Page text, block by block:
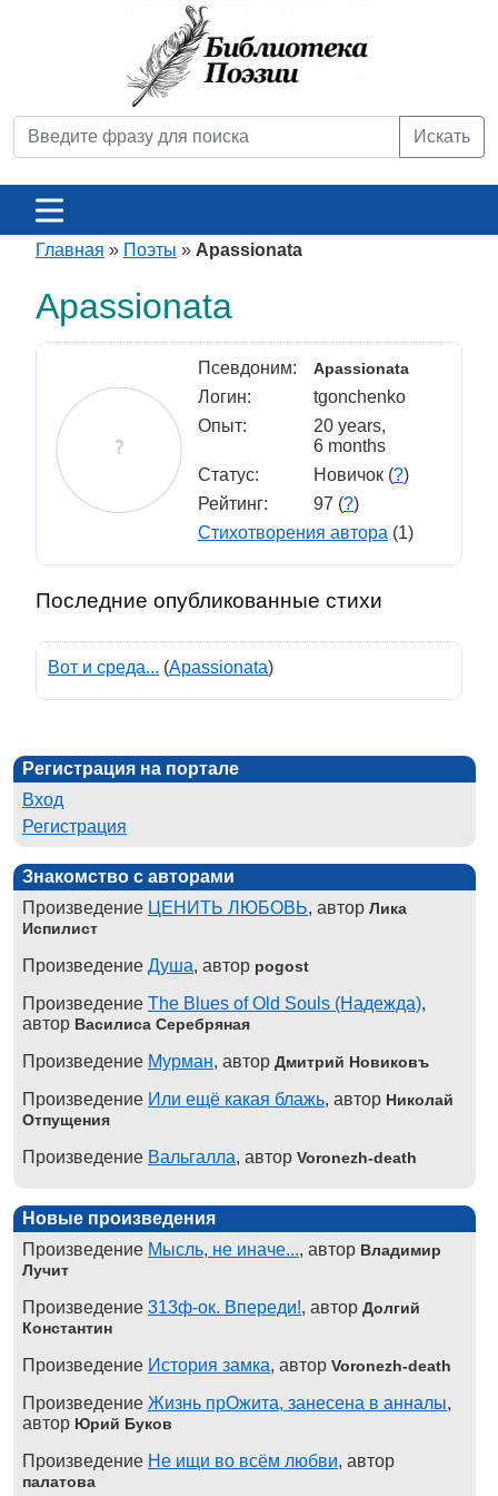
Искать
Главная » Поэты » Apassionata
Apassionata
Псевдоним: Apassionata
Логин:
tgonchenko
Опыт:
20 years,
6 months
Статус:
Новичок (?)
Рейтинг:
97 (?)
Стихотворения автора (1)
Последние опубликованные стихи
Вот и среда... (Apassionata)
Регистрация на портале
Вход
Регистрация
Знакомство с авторами
Произведение ЦЕНИТЬ ЛЮБОВЬ, автор Лика
Испилист
Произведение Душа, автор pogost
Произведение The Blues of Old Souls (Надежда),
автор Василиса Серебряная
Произведение Мурман, автор Дмитрий Новиковъ
Произведение Или ещё какая блажь, автор Николай
Отпущения
Произведение Вальгалла, автор Voronezh-death
Новые произведения
Произведение Мысль, не иначе..., автор Владимир
Лучит
Произведение 313ф-ок. Впереди!, автор Долгий
Константин
Произведение История замка, автор Voronezh-death
Произведение Жизнь прОжита, занесена в анналы,
автор Юрий Буков
Произведение Не ищи во всём любви, автор
палатова